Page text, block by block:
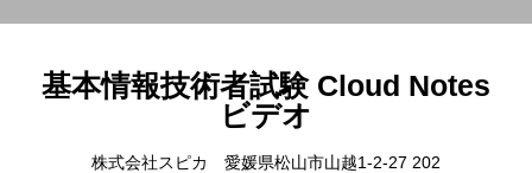
基本情報技術者試験 Cloud Notes
ビデオ
株式会社スピカ 愛媛県松山市山越1-2-27 202